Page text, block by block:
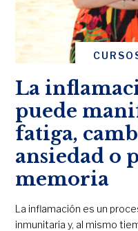
La
puede
fatiga,
ansiedad o
memoria
La inflamación es un
inmunitaria y, al mismo